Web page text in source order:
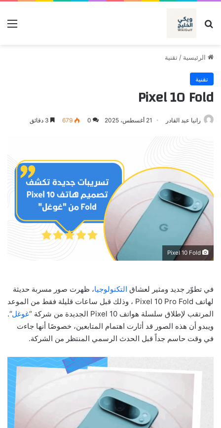
بحث عن
الرئيسية / تقنية
تقنية
Pixel 10 Fold
رانيا عبد القادر 21 أغسطس، 2025 0
679
في تطوّر جديد ومثير لعشاق التكنولوجيا، ظهرت صور مسربة حديثة
لهاتف
، وذلك قبل ساعات قليلة فقط من الموعد
المرتقب لإطلاق سلسلة هواتف
الجديدة من شركة “غوغل“.
ويبدو أن هذه الصور قد أثارت اهتمام المتابعين، خصوصًا أنها جاءت
في وقت حاسم جداً قبل الحدث الرسمي المنتظر من الشركة.